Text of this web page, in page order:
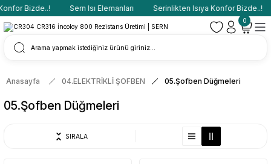
Bizde..! Sern Isı Elemanları Serinlikten Isıya Konfor Bizde..!
0
Anasayfa 04.ELEKTRİKLİ ŞOFBEN 05.Şofben Düğmeleri
05.Şofben Düğmeleri
SIRALA